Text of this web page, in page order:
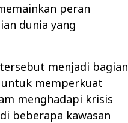
peran
dunia yang
menjadi bagian
memperkuat
menghadapi krisis
beberapa kawasan